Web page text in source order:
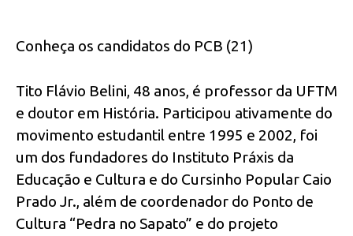
Conheça os candidatos do PCB (21)
Tito Flávio Belini, 48 anos, é professor da UFTM
e doutor em História. Participou ativamente do
movimento estudantil entre 1995 e 2002, foi
um dos fundadores do Instituto Práxis da
Educação e Cultura e do Cursinho Popular Caio
Prado Jr., além de coordenador do Ponto de
Cultura “Pedra no Sapato” e do projeto